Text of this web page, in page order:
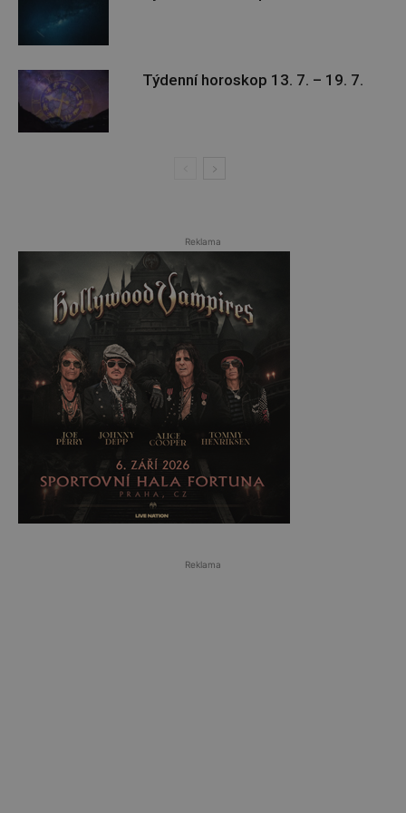
Týdenní horoskop 13. 7. – 19. 7.
Reklama
Reklama